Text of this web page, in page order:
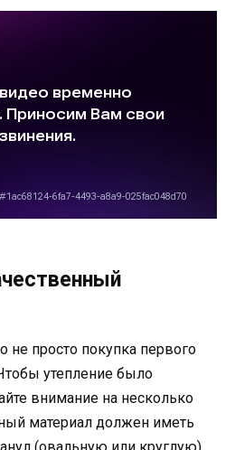
не просто покупка первого
утепление было
внимание на несколько
материал должен иметь
(овальную или круглую),